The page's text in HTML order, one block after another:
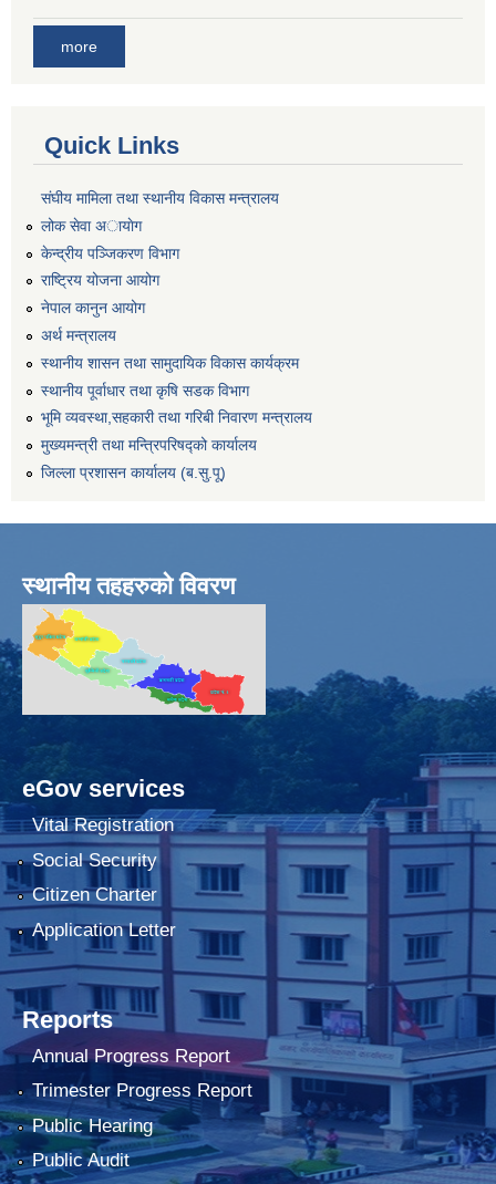
more
Quick Links
संघीय मामिला तथा स्थानीय विकास मन्त्रालय
लोक सेवा अायाेग
केन्द्रीय पञ्जिकरण विभाग
राष्ट्रिय योजना आयोग
नेपाल कानुन आयोग
अर्थ मन्त्रालय
स्थानीय शासन तथा सामुदायिक विकास कार्यक्रम
स्थानीय पूर्वाधार तथा कृषि सडक विभाग
भूमि व्यवस्था,सहकारी तथा गरिबी निवारण मन्त्रालय
मुख्यमन्त्री तथा मन्त्रिपरिषद्को कार्यालय
जिल्ला प्रशासन कार्यालय (ब.सु.पू)
स्थानीय तहहरुको विवरण
eGov services
Vital Registration
Social Security
Citizen Charter
Application Letter
Reports
Annual Progress Report
Trimester Progress Report
Public Hearing
Public Audit